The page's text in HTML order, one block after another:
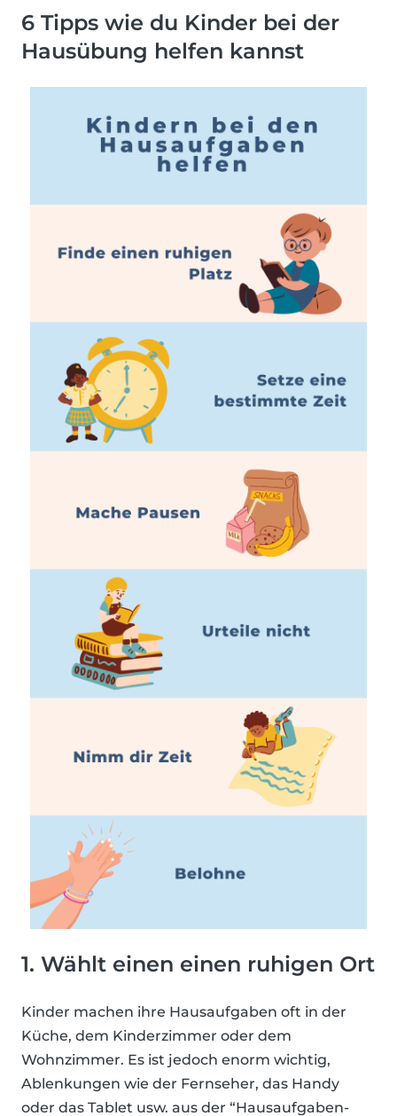
6 Tipps wie du Kinder bei der
Hausübung helfen kannst
1. Wählt einen einen ruhigen Ort
Kinder machen ihre Hausaufgaben oft in der
Küche, dem Kinderzimmer oder dem
Wohnzimmer. Es ist jedoch enorm wichtig,
Ablenkungen wie der Fernseher, das Handy
oder das Tablet usw. aus der “Hausaufgaben-